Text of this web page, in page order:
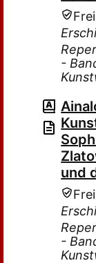
-
und
-